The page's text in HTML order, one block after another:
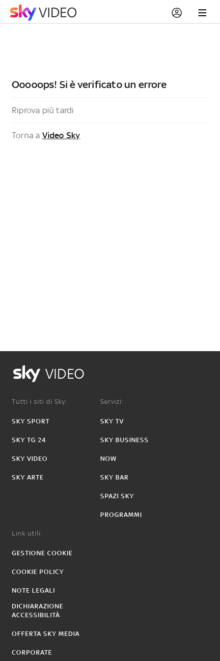
Ooooops! Si è verificato un errore
Riprova più tardi
Torna a Video Sky
VIDEO
Tutti i siti di Sky:
SKY SPORT
SKY TG 24
SKY VIDEO
SKY ARTE
Servizi:
SKY TV
SKY BUSINESS
NOW
SKY BAR
SPAZI SKY
PROGRAMMI
Link utili:
GESTIONE COOKIE
COOKIE POLICY
NOTE LEGALI
DICHIARAZIONE
ACCESSIBILITÀ
OFFERTA SKY MEDIA
CORPORATE